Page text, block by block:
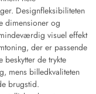
Designfleksibiliteten
dimensioner og
visuel effekt
der er passende
de trykte
mens billedkvaliteten
brugstid.